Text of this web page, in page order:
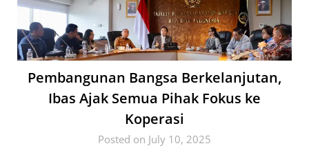
Pembangunan Bangsa Berkelanjutan,
Ibas Ajak Semua Pihak Fokus ke
Koperasi
Posted on July 10, 2025